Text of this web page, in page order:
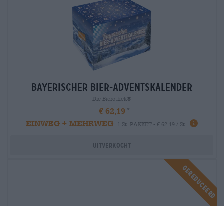
bayerischer bier-adventskalender
Die Bierothek®
€ 62,19
EINWEG + MEHRWEG
1 St. PAKKET - € 62,19 / St.
Uitverkocht
Gereduceerd